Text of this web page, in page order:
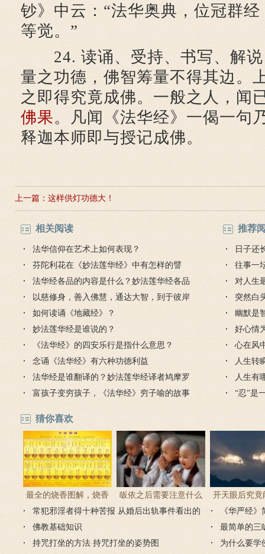
钞》中云：“法华奥典，位冠群
等觉。”
24. 读诵、受持、书写、解说
量之功德，佛智筹量不得其边。
之即得究竟成佛。一般之人，闻
佛果。凡闻《法华经》一偈一句
释迦本师即与授记成佛。
上一篇： 这样供灯功德大！
相关阅读
法华信仰在艺术上如何表现？
芬陀利花在《妙法莲华经》中有怎样的譬
喻？
法华经各品的内容是什么？妙法莲华经各品
大意
以慈修身，善入佛慧，通达大智，到于彼岸
的解释
如何读诵《地藏经》？
妙法莲华经是谁说的？
《法华经》的四安乐行是指什么意思？
念诵《法华经》有六种功德利益
法华经是谁翻译的？妙法莲华经译者鸠摩罗
什介绍
富孩子变穷孩子，《法华经》穷子喻的故事
推荐
日子还
往事一
对人生
突然白
幽默是
好心情
心在风
人生转
人生有
“忍”是
猜你喜欢
最全的烧香图解，烧香
有何含义与讲究？
皈依之后需要注意什么
吗 皈依佛门后的注意事
开天眼后究竟
么？
常犯邪淫者得十种苦报 从婚后出轨事件看出的
因果报应
《华严经
佛教基础知识
最简单的三
持咒打坐的方法 持咒打坐的姿势图
为什么要学